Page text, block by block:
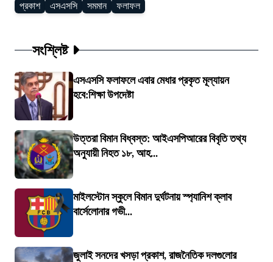
প্রকাশ এসএসসি সমমান ফলাফল
সংশ্লিষ্ট
এসএসসি ফলাফলে এবার মেধার প্রকৃত মূল্যায়ন
হবে:শিক্ষা উপদেষ্টা
উত্তরা বিমান বিধ্বস্ত: আইএসপিআরের বিবৃতি তথ্য
অনুযায়ী নিহত ১৮, আহ...
মাইলস্টোন স্কুলে বিমান দুর্ঘটনায় স্প্যানিশ ক্লাব
বার্সেলোনার গভী...
জুলাই সনদের খসড়া প্রকাশ, রাজনৈতিক দলগুলোর